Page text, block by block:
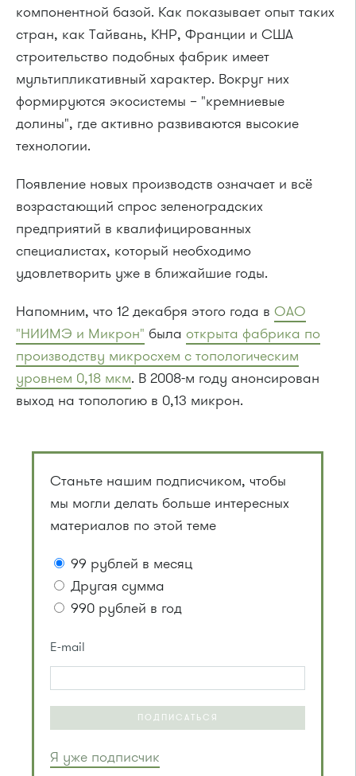
компонентной базой. Как показывает опыт таких
стран, как Тайвань, КНР, Франции и США
строительство подобных фабрик имеет
мультипликативный характер. Вокруг них
формируются экосистемы – "кремниевые
долины", где активно развиваются высокие
технологии.
Появление новых производств означает и всё
возрастающий спрос зеленоградских
предприятий в квалифицированных
специалистах, который необходимо
удовлетворить уже в ближайшие годы.
Напомним, что 12 декабря этого года в ОАО
"НИИМЭ и Микрон" была открыта фабрика по
производству микросхем с топологическим
уровнем 0,18 мкм. В 2008-м году анонсирован
выход на топологию в 0,13 микрон.
Станьте нашим подписчиком, чтобы
мы могли делать больше интересных
материалов по этой теме
99 рублей в месяц
Другая сумма
990 рублей в год
E-mail
ПОДПИСАТЬСЯ
Я уже подписчик